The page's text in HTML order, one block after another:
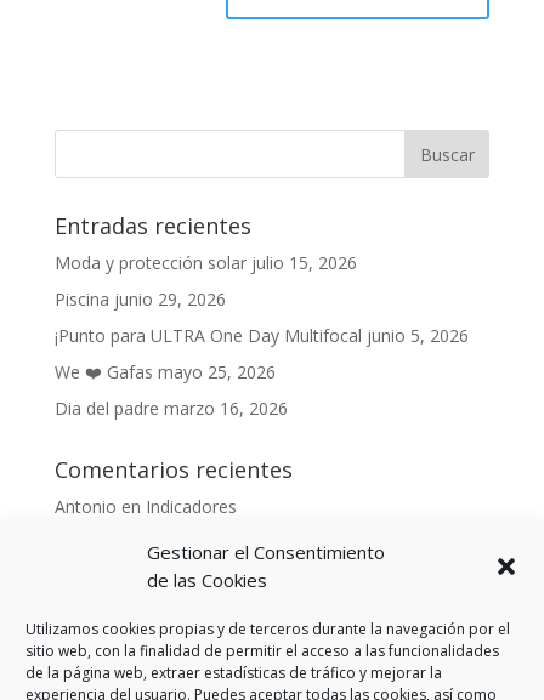
Gestionar el Consentimiento
de las Cookies
Utilizamos cookies propias y de terceros durante la navegación por el
sitio web, con la finalidad de permitir el acceso a las funcionalidades
de la página web, extraer estadísticas de tráfico y mejorar la
experiencia del usuario. Puedes aceptar todas las cookies, así como
Entradas recientes
Moda y protección solar julio 15, 2026
Piscina junio 29, 2026
¡Punto para ULTRA One Day Multifocal junio 5, 2026
We ❤️ Gafas mayo 25, 2026
Dia del padre marzo 16, 2026
Comentarios recientes
Antonio en Indicadores
enIndicadores
enDe cara al buen tiempo